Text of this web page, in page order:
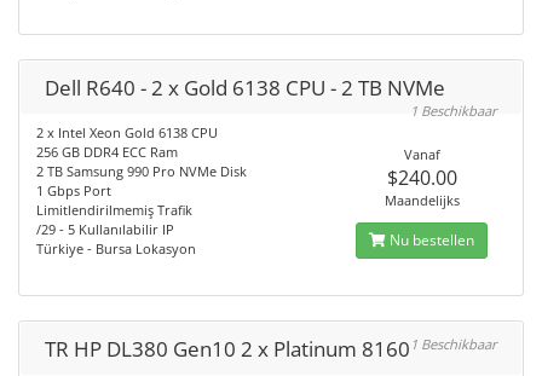
Dell R640 - 2 x Gold 6138 CPU - 2 TB NVMe
1 Beschikbaar
2 x Intel Xeon Gold 6138 CPU
256 GB DDR4 ECC Ram
2 TB Samsung 990 Pro NVMe Disk
1 Gbps Port
Limitlendirilmemiş Trafik
/29 - 5 Kullanılabilir IP
Türkiye - Bursa Lokasyon
Vanaf
$240.00
Maandelijks
Nu bestellen
TR HP DL380 Gen10 2 x Platinum 8160 1 Beschikbaar